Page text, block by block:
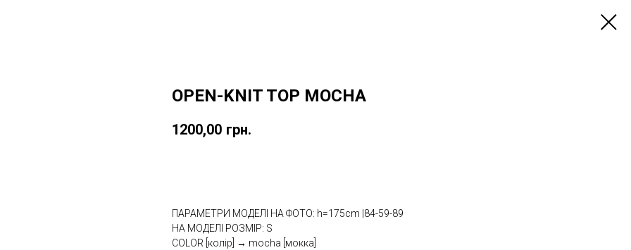
OPEN-KNIT TOP MOCHA
1200,00 грн.
ПАРАМЕТРИ МОДЕЛІ НА ФОТО: h=175cm |84-59-89
НА МОДЕЛІ РОЗМІР: S
COLOR [колір] → mocha [мокка]